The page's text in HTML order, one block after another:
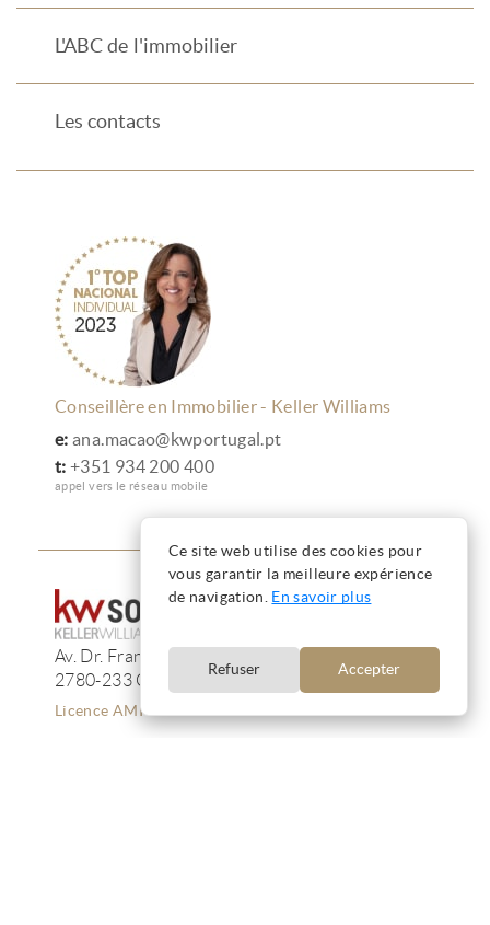
L'ABC de l'immobilier
Les contacts
Conseillère en Immobilier - Keller Williams
e: ana.macao@kwportugal.pt
t: +351 934 200 400
appel vers le réseau mobile
Av. Dr. Francisco de Sá Carneiro, 233, 13F
2780-233 Oeiras
Licence AMI 12223
Ce site web utilise des cookies pour
vous garantir la meilleure expérience
de navigation. En savoir plus
Refuser Accepter